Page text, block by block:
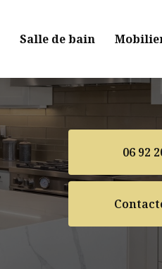
Salle de bain
06 92